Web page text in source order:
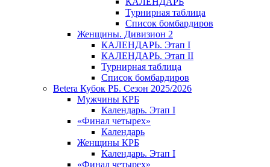
Турнирная таблица
Список бомбардиров
Женщины. Дивизион 2
КАЛЕНДАРЬ. Этап I
КАЛЕНДАРЬ. Этап II
Турнирная таблица
Список бомбардиров
Betera Кубок РБ. Сезон 2025/2026
Мужчины КРБ
Календарь. Этап I
«Финал четырех»
Календарь
Женщины КРБ
Календарь. Этап I
«Финал четырех»